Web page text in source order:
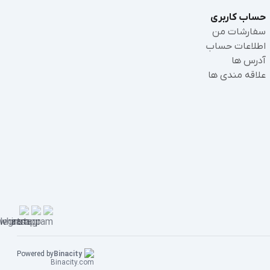
حساب کاربری
سفارشات من
اطلاعات حساب
آدرس ها
علاقه مندی ها
Powered byBinacity